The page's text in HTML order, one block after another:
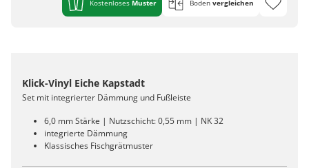
Kostenloses Muster Boden vergleichen
Klick-Vinyl Eiche Kapstadt
Set mit integrierter Dämmung und Fußleiste
6,0 mm Stärke | Nutzschicht: 0,55 mm | NK 32
integrierte Dämmung
Klassisches Fischgrätmuster